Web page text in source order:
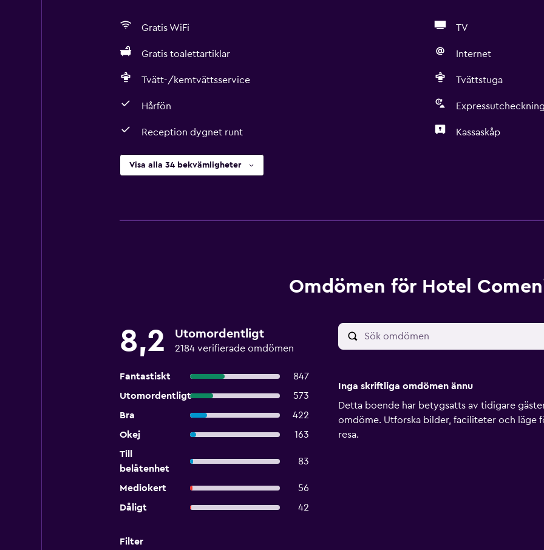
Gratis WiFi TV
Gratis toalettartiklar Internet
Tvätt-/kemtvättsservice Tvättstuga
Hårfön
Reception dygnet runt Kassaskåp
Visa alla 34 bekvämligheter
Omdömen för Hotel
8,2 Utomordentligt
2184 verifierade omdömen
Fantastiskt
847
Utomordentligt
573
Bra
422
Okej
163
Till
belåtenhet
83
Mediokert
56
Dåligt
42
Filter
Inga skriftliga omdömen ännu
Detta boende har betygsatts av tidigare
omdöme. Utforska bilder, faciliteter och läge
resa.